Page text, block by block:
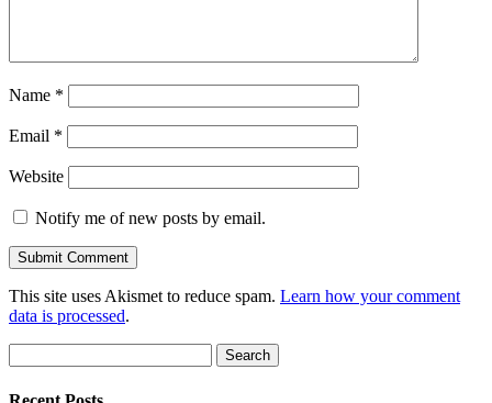
Name *
Email *
Website
Notify me of new posts by email.
This site uses Akismet to reduce spam. Learn how your comment
data is processed.
for: